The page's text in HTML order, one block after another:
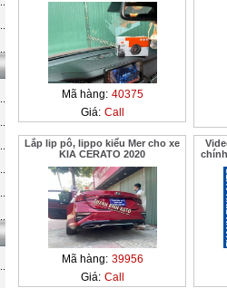
Mã hàng: 40375
Giá: Call
Lắp lip pô, lippo kiểu Mer cho xe
KIA CERATO 2020
Mã hàng: 39956
Giá: Call